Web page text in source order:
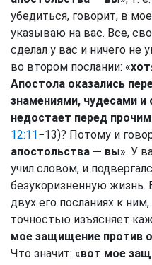
убедиться, говорит, в
указываю на вас. Все,
сделал у вас и ничего не
во втором послании: «
Апостола оказались
знамениями, чудесами и
недостает перед
12:11−13)? Потому и
апостольства — вы». У
учил словом, и
безукоризненную
двух его посланиях к
точностью изъясняет
мое защищение против
Что значит: «вот мое